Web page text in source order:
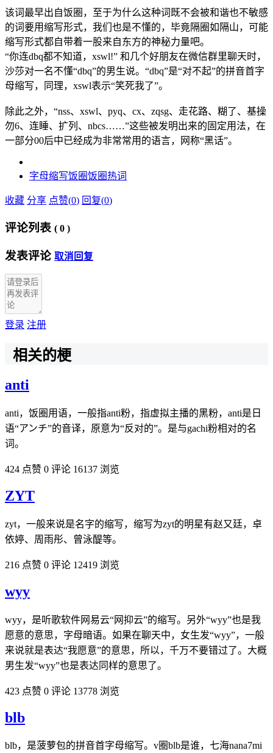
该词最早出自饭圈，至于为什么这种词既不会被和谐也不敏感
的词要用缩写形式，我们也是不懂的，毕竟隔圈如隔山，可能
缩写形式都自带着一股来自东方的神秘力量吧。
“你连dbq都不知道，xswl!” 和几个好朋友在微信群里聊天时，
沙莎对一名不懂“dbq”的男生说。“dbq”是“对不起”的拼音首字
母缩写，同理，xswl表示“笑死我了”。
除此之外，“nss、xswl、pyq、cx、zqsg、走花路、糊了、基操
勿6、连睡、扩列、nbcs……”这些被发明出来的固定用法，在
一部分00后中已经成为非常常用的语言，网称“黑话”。
字母缩写饭圈饭圈热词
收藏 分享 点赞(0) 回复(0)
评论列表 ( 0 )
发表评论 取消回复
登录 注册
相关的梗
anti
anti，饭圈用语，一般指anti粉，指虚拟主播的黑粉，anti是日
语“アンチ”的音译，原意为“反对的”。是与gachi粉相对的名
词。
424 点赞 0 评论 16137 浏览
ZYT
zyt，一般来说是名字的缩写，缩写为zyt的明星有赵又廷，卓
依婷、周雨彤、曾泳醍等。
216 点赞 0 评论 12419 浏览
wyy
wyy，是听歌软件网易云“网抑云”的缩写。另外“wyy”也是我
愿意的意思，字母暗语。如果在聊天中，女生发“wyy”，一般
来说就是表达“我愿意”的意思，所以，千万不要错过了。大概
男生发“wyy”也是表达同样的意思了。
423 点赞 0 评论 13778 浏览
blb
blb，是菠萝包的拼音首字母缩写。v圈blb是谁，七海nana7mi